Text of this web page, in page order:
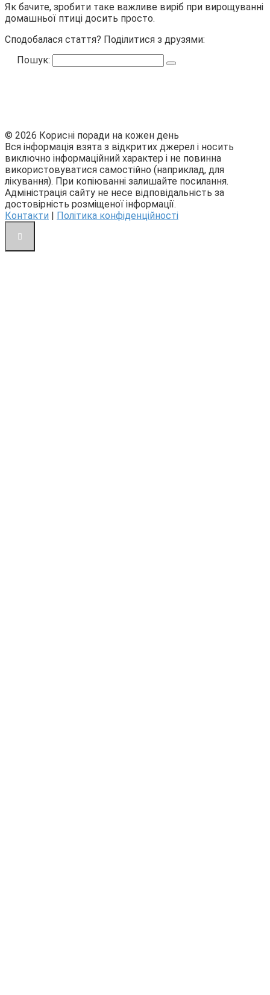
Як бачите, зробити таке важливе виріб при вирощуванні
домашньої птиці досить просто.
Сподобалася стаття? Поділитися з друзями:
Пошук:
© 2026 Корисні поради на кожен день
Вся інформація взята з відкритих джерел і носить
виключно інформаційний характер і не повинна
використовуватися самостійно (наприклад, для
лікування). При копіюванні залишайте посилання.
Адміністрація сайту не несе відповідальність за
достовірність розміщеної інформації.
Контакти | Політика конфіденційності